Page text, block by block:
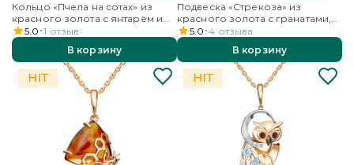
Кольцо «Пчела на сотах» из
красного золота с янтарём и
бесцветными топазами
5.0 1 отзыв
В корзину
Подвеска «Стрекоза» из
красного золота с гранатами,
бесцветными топазами и
эмалью
5.0 4 отзыва
В корзину